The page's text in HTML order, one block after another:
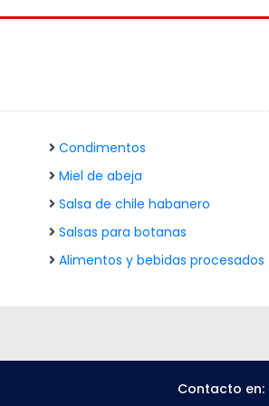
Condimentos
Miel de abeja
Salsa de chile habanero
Salsas para botanas
Alimentos y bebidas procesados
Contacto en: